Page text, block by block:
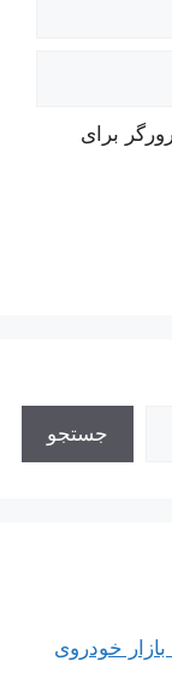
برای
جستجو
کرولا کراس هایبرید ۲۰۲۶ به بازار خودروی